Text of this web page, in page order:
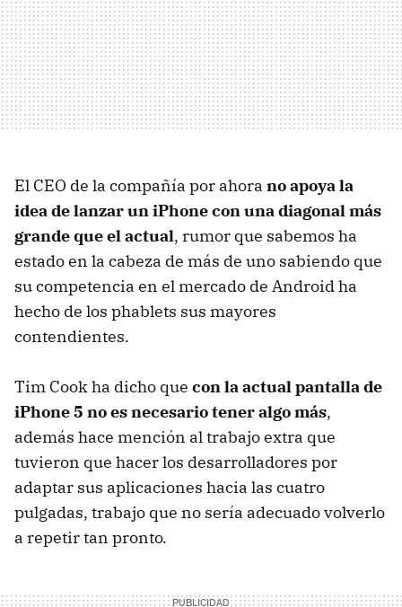
El CEO de la compañía por ahora no apoya la
idea de lanzar un iPhone con una diagonal más
grande que el actual, rumor que sabemos ha
estado en la cabeza de más de uno sabiendo que
su competencia en el mercado de Android ha
hecho de los phablets sus mayores
contendientes.
Tim Cook ha dicho que con la actual pantalla de
iPhone 5 no es necesario tener algo más,
además hace mención al trabajo extra que
tuvieron que hacer los desarrolladores por
adaptar sus aplicaciones hacia las cuatro
pulgadas, trabajo que no sería adecuado volverlo
a repetir tan pronto.